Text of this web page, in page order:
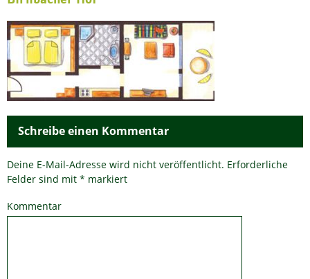
Schreibe einen Kommentar
Deine E-Mail-Adresse wird nicht veröffentlicht. Erforderliche
Felder sind mit * markiert
Kommentar